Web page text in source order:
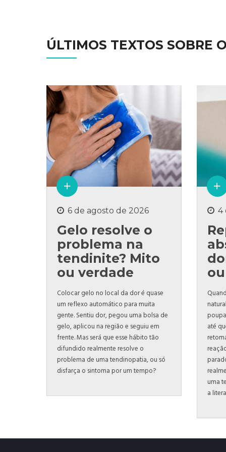
ÚLTIMOS TEXTOS SOBRE
6 de agosto de 2026
Gelo resolve o
problema na
tendinite? Mito
ou verdade
Colocar gelo no local da dor é quase
um reflexo automático para muita
gente. Sentiu dor, pegou uma bolsa de
gelo, aplicou na região e seguiu em
frente. Mas será que esse hábito tão
difundido realmente resolve o
problema de uma tendinopatia, ou só
disfarça o sintoma por um tempo?
4
até
uma
a